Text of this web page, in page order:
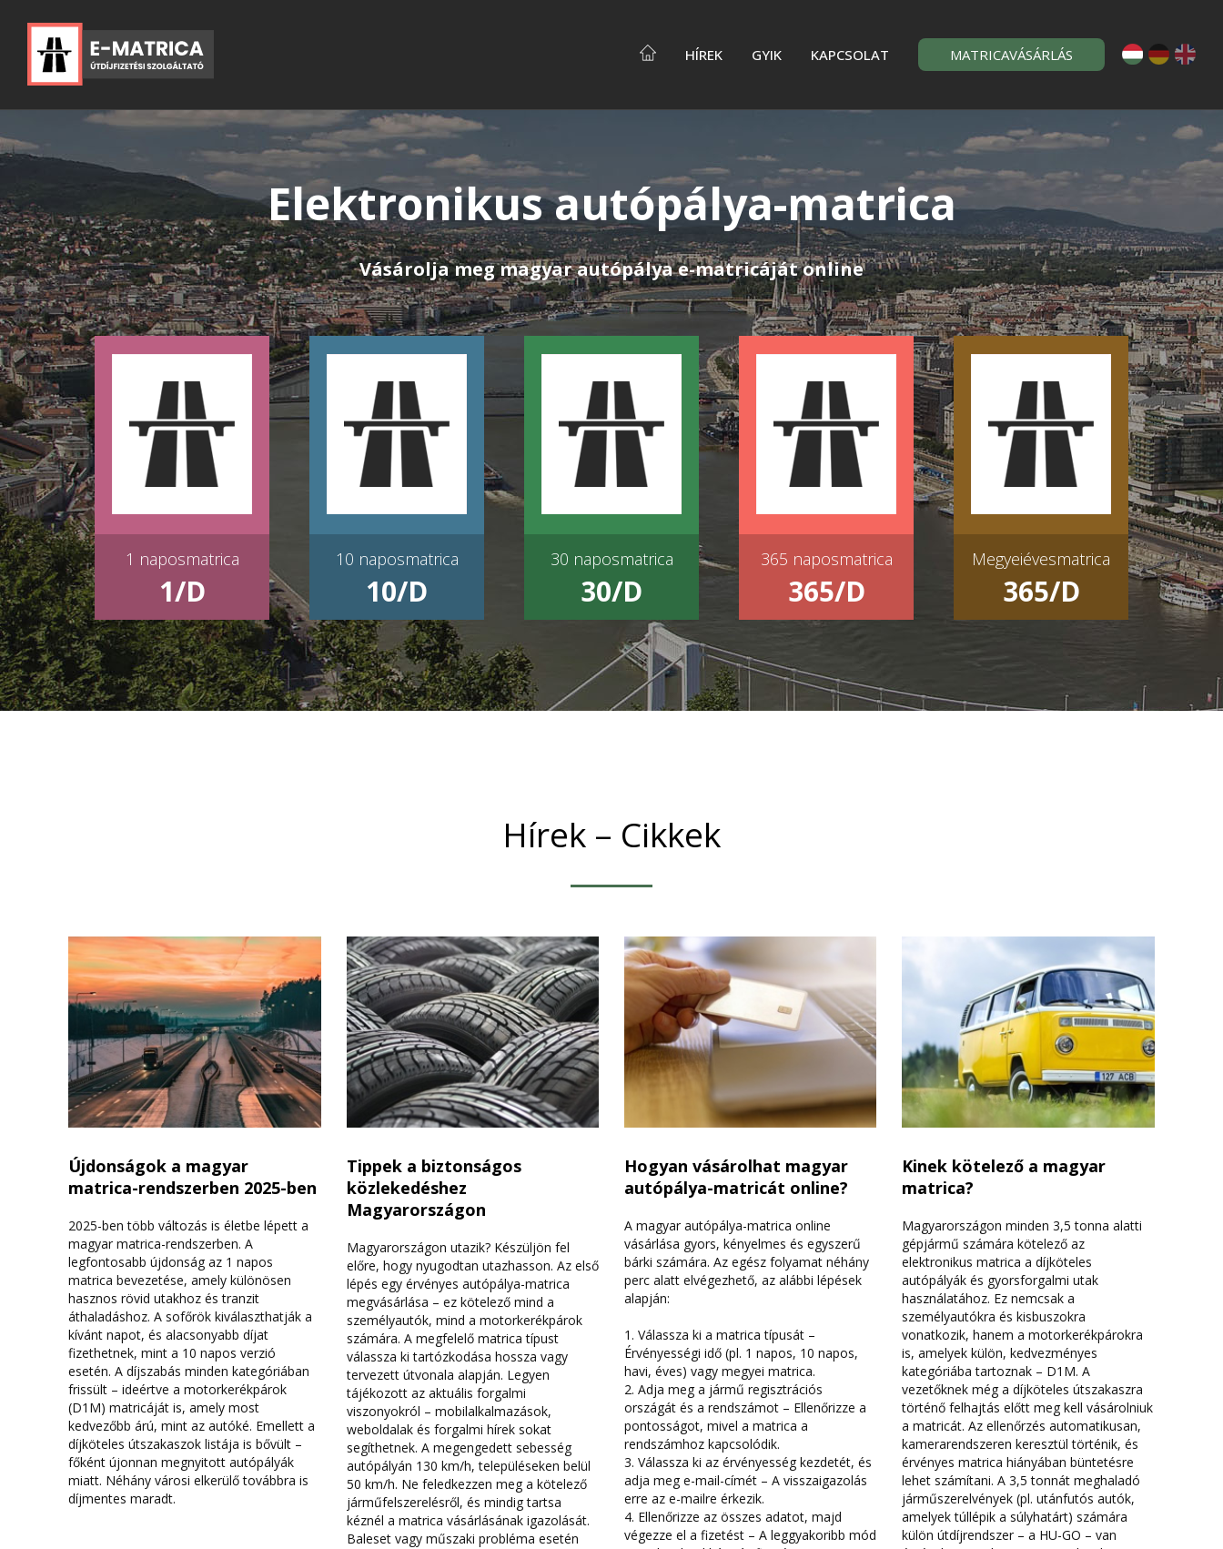
HÍREK GYIK KAPCSOLAT MATRICAVÁSÁRLÁS
Elektronikus autópálya-matrica
Vásárolja meg magyar autópálya e-matricáját online
1 naposmatrica
1/D
MATRICAVÁSÁRLÁS
10 naposmatrica
10/D
MATRICAVÁSÁRLÁS
30 naposmatrica
30/D
MATRICAVÁSÁRLÁS
365 naposmatrica
365/D
MATRICAVÁSÁRLÁS
Megyeiévesmatrica
365/D
MATRICAVÁSÁRLÁS
Hírek – Cikkek
Újdonságok a magyar
matrica-rendszerben 2025-ben
2025-ben több változás is életbe lépett a
magyar matrica-rendszerben. A
legfontosabb újdonság az 1 napos
matrica bevezetése, amely különösen
hasznos rövid utakhoz és tranzit
áthaladáshoz. A sofőrök kiválaszthatják a
kívánt napot, és alacsonyabb díjat
fizethetnek, mint a 10 napos verzió
esetén. A díjszabás minden kategóriában
frissült – ideértve a motorkerékpárok
(D1M) matricáját is, amely most
kedvezőbb árú, mint az autóké. Emellett a
díjköteles útszakaszok listája is bővült –
főként újonnan megnyitott autópályák
miatt. Néhány városi elkerülő továbbra is
díjmentes maradt.
Tippek a biztonságos
közlekedéshez
Magyarországon
Magyarországon utazik? Készüljön fel
előre, hogy nyugodtan utazhasson. Az első
lépés egy érvényes autópálya-matrica
megvásárlása – ez kötelező mind a
személyautók, mind a motorkerékpárok
számára. A megfelelő matrica típust
válassza ki tartózkodása hossza vagy
tervezett útvonala alapján. Legyen
tájékozott az aktuális forgalmi
viszonyokról – mobilalkalmazások,
weboldalak és forgalmi hírek sokat
segíthetnek. A megengedett sebesség
autópályán 130 km/h, településeken belül
50 km/h. Ne feledkezzen meg a kötelező
járműfelszerelésről, és mindig tartsa
kéznél a matrica vásárlásának igazolását.
Baleset vagy műszaki probléma esetén
Hogyan vásárolhat magyar
autópálya-matricát online?
A magyar autópálya-matrica online
vásárlása gyors, kényelmes és egyszerű
bárki számára. Az egész folyamat néhány
perc alatt elvégezhető, az alábbi lépések
alapján:
1. Válassza ki a matrica típusát –
Érvényességi idő (pl. 1 napos, 10 napos,
havi, éves) vagy megyei matrica.
2. Adja meg a jármű regisztrációs
országát és a rendszámot – Ellenőrizze a
pontosságot, mivel a matrica a
rendszámhoz kapcsolódik.
3. Válassza ki az érvényesség kezdetét, és
adja meg e-mail-címét – A visszaigazolás
erre az e-mailre érkezik.
4. Ellenőrizze az összes adatot, majd
végezze el a fizetést – A leggyakoribb mód
Kinek kötelező a magyar
matrica?
Magyarországon minden 3,5 tonna alatti
gépjármű számára kötelező az
elektronikus matrica a díjköteles
autópályák és gyorsforgalmi utak
használatához. Ez nemcsak a
személyautókra és kisbuszokra
vonatkozik, hanem a motorkerékpárokra
is, amelyek külön, kedvezményes
kategóriába tartoznak – D1M. A
vezetőknek még a díjköteles útszakaszra
történő felhajtás előtt meg kell vásárolniuk
a matricát. Az ellenőrzés automatikusan,
kamerarendszeren keresztül történik, és
érvényes matrica hiányában büntetésre
lehet számítani. A 3,5 tonnát meghaladó
járműszerelvények (pl. utánfutós autók,
amelyek túllépik a súlyhatárt) számára
külön útdíjrendszer – a HU-GO – van